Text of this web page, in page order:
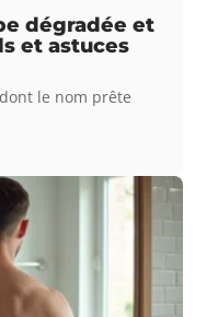
dégradée et
et astuces
le nom prête